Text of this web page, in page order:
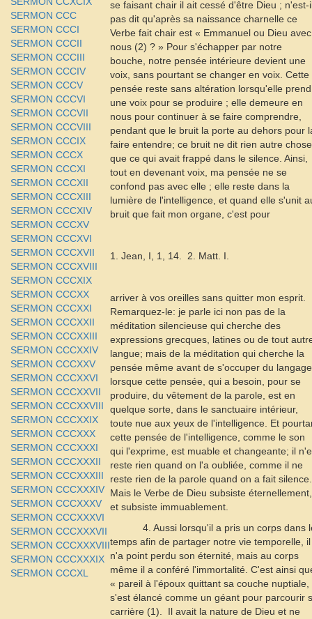
SERMON CCC
SERMON CCCI
SERMON CCCII
SERMON CCCIII
SERMON CCCIV
SERMON CCCV
SERMON CCCVI
SERMON CCCVII
SERMON CCCVIII
SERMON CCCIX
SERMON CCCX
SERMON CCCXI
SERMON CCCXII
SERMON CCCXIII
SERMON CCCXIV
SERMON CCCXV
SERMON CCCXVI
SERMON CCCXVII
SERMON CCCXVIII
SERMON CCCXIX
SERMON CCCXX
SERMON CCCXXI
SERMON CCCXXII
SERMON CCCXXIII
SERMON CCCXXIV
SERMON CCCXXV
SERMON CCCXXVI
SERMON CCCXXVII
SERMON CCCXXVIII
SERMON CCCXXIX
SERMON CCCXXX
SERMON CCCXXXI
SERMON CCCXXXII
SERMON CCCXXXIII
SERMON CCCXXXIV
SERMON CCCXXXV
SERMON CCCXXXVI
SERMON CCCXXXVII
SERMON CCCXXXVIII
SERMON CCCXXXIX
SERMON CCCXL
se faisant chair il ait cessé d'être Dieu ; n'est-
pas dit qu'après sa naissance charnelle ce
Verbe fait chair est « Emmanuel ou Dieu avec
nous (2) ? » Pour s'échapper par notre
bouche, notre pensée intérieure devient une
voix, sans pourtant se changer en voix. Cette
pensée reste sans altération lorsqu'elle prend
une voix pour se produire ; elle demeure en
nous pour continuer à se faire comprendre,
pendant que le bruit la porte au dehors pour
faire entendre; ce bruit ne dit rien autre chose
que ce qui avait frappé dans le silence. Ainsi,
tout en devenant voix, ma pensée ne se
confond pas avec elle ; elle reste dans la
lumière de l'intelligence, et quand elle s'unit
bruit que fait mon organe, c'est pour
1. Jean, I, 1, 14.  2. Matt. I.
arriver à vos oreilles sans quitter mon esprit.
Remarquez-le: je parle ici non pas de la
méditation silencieuse qui cherche des
expressions grecques, latines ou de tout
langue; mais de la méditation qui cherche la
pensée même avant de s'occuper du
lorsque cette pensée, qui a besoin, pour se
produire, du vêtement de la parole, est en
quelque sorte, dans le sanctuaire intérieur,
toute nue aux yeux de l'intelligence. Et
cette pensée de l'intelligence, comme le son
qui l'exprime, est muable et changeante; il
reste rien quand on l'a oubliée, comme il ne
reste rien de la parole quand on a fait silence.
Mais le Verbe de Dieu subsiste éternellement,
et subsiste immuablement.
4. Aussi lorsqu'il a pris un corps dans
temps afin de partager notre vie temporelle, il
n'a point perdu son éternité, mais au corps
même il a conféré l'immortalité. C'est ainsi
« pareil à l'époux quittant sa couche nuptiale,
s'est élancé comme un géant pour parcourir
carrière (1).  Il avait la nature de Dieu et ne